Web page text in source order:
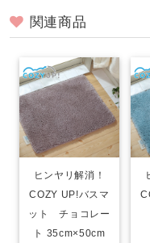
関連商品
ヒンヤリ解消！
COZY UP!バスマ
ット チョコレー
ト 35cm×50cm